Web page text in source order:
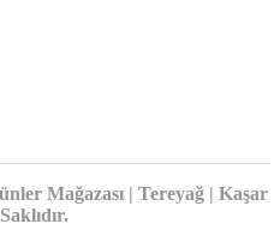
Mağazası | Tereyağ | Kaşar